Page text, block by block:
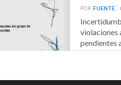
PORFUENTE
violaciones
pendientes